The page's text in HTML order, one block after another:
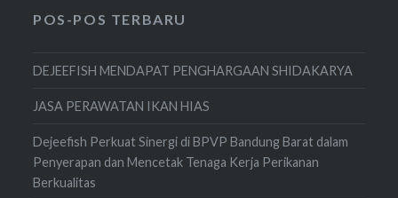
POS-POS TERBARU
DEJEEFISH MENDAPAT PENGHARGAAN SHIDAKARYA
JASA PERAWATAN IKAN HIAS
Dejeefish Perkuat Sinergi di BPVP Bandung Barat dalam
Penyerapan dan Mencetak Tenaga Kerja Perikanan
Berkualitas